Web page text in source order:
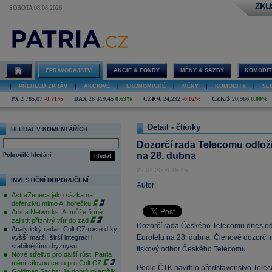
SOBOTA 08.08.2026
ZPRAVODAJSTVÍ AKCIE & FONDY MĚNY & SAZBY
PŘEHLED ZPRÁV AKCIOVÉ EKONOMICKÉ MĚNY KOMODITY
PX 2 785,07 -0,71% DAX 26 319,45 0,69% CZK/€ 24,232 -0,02% CZK/$ 20,966 0,00%
HLEDAT V KOMENTÁŘÍCH
hledat
Pokročilé hledání
INVESTIČNÍ DOPORUČENÍ
AstraZeneca jako sázka na
defenzivu mimo AI horečku
Arista Networks: AI může firmě
zajistit příznivý vítr do zad
Analytický radar: Colt CZ roste díky
vyšší marži, širší integraci i
stabilnějšímu byznysu
Nové střelivo pro další růst. Patria
mění cílovou cenu pro Colt CZ
Detail - články
Dozorčí rada Telecomu
na 28. dubna
22.04.2004 15:45
Autor:
Dozorčí rada Českého Telecomu dnes
Eurotelu na 28. dubna. Členové
tiskový odbor Českého Telecomu.
Podle ČTK navrhlo představenstvo